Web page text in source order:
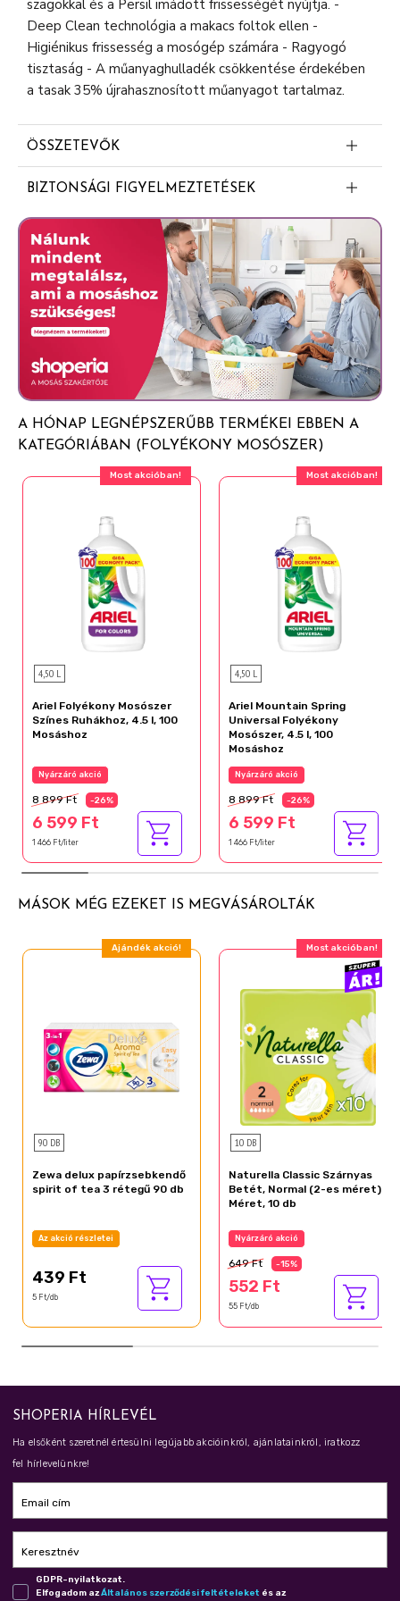
szagokkal és a Persil imádott frissességét nyújtja. -
Deep Clean technológia a makacs foltok ellen -
Higiénikus frissesség a mosógép számára - Ragyogó
tisztaság - A műanyaghulladék csökkentése érdekében
a tasak 35% újrahasznosított műanyagot tartalmaz.
ÖSSZETEVŐK
15-30% oxigén alapú fehérítő
<5% nem ionos felületaktív anyagok,
polikarboxilátok, foszfonátok
Enzimek
Optikai Fehérítő
Illatanyagok (Linalool)
BIZTONSÁGI FIGYELMEZTETÉSEK
Mosószer fehér és világos ruhákhoz. Figyelem. Súlyos
szemirritációt okoz. Orvosi tanácsadás esetén tartsa
kéznél a termék edényét vagy címkéjét. Gyermekektől
elzárva tartandó. Szemvédő használata kötelező.
SZEMBE KERÜLÉS ESETÉN: Több percig tartó óvatos
öblítés vízzel. Adott esetben a kontaktlencsék
eltávolítása, ha könnyen megoldható. Az öblítés
folytatása. Ha a szemirritáció nem múlik el: orvosi
ellátást kell kérni.
A HÓNAP LEGNÉPSZERŰBB TERMÉKEI EBBEN A
KATEGÓRIÁBAN (FOLYÉKONY MOSÓSZER)
Most akcióban!
4,50 L
Ariel Folyékony Mosószer
Színes Ruhákhoz, 4.5 l, 100
Mosáshoz
Nyárzáró akció
8 899 Ft -26%
6 599 Ft
1 466 Ft/liter
Most akcióban!
4,50 L
Ariel Mountain Spring
Universal Folyékony
Mosószer, 4.5 l, 100
Mosáshoz
Nyárzáró akció
8 899 Ft -26%
6 599 Ft
1 466 Ft/liter
MÁSOK MÉG EZEKET IS MEGVÁSÁROLTÁK
Ajándék akció!
90 DB
Zewa delux papírzsebkendő
spirit of tea 3 rétegű 90 db
Az akció részletei
439 Ft
5 Ft/db
Most akcióban!
10 DB
Naturella Classic Szárnyas
Betét, Normal (2-es méret)
Méret, 10 db
Nyárzáró akció
649 Ft -15%
552 Ft
55 Ft/db
SHOPERIA HÍRLEVÉL
Ha elsőként szeretnél értesülni legújabb akcióinkról, ajánlatainkról, iratkozz
fel hírlevelünkre!
Email cím
Keresztnév
GDPR-nyilatkozat.
Elfogadom azÁl­ta­lá­nos szer­ző­dé­si fel­té­te­le­ket és az